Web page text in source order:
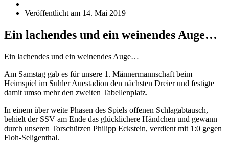
Veröffentlicht am 14. Mai 2019
Ein lachendes und ein weinendes Auge…
Ein lachendes und ein weinendes Auge…
Am Samstag gab es für unsere 1. Männermannschaft beim
Heimspiel im Suhler Auestadion den nächsten Dreier und festigte
damit umso mehr den zweiten Tabellenplatz.
In einem über weite Phasen des Spiels offenen Schlagabtausch,
behielt der SSV am Ende das glücklichere Händchen und gewann
durch unseren Torschützen Philipp Eckstein, verdient mit 1:0 gegen
Floh-Seligenthal.